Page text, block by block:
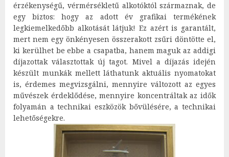
érzékenységű, vérmérsékletű alkotóktól származnak, de
egy biztos: hogy az adott év grafikai termékének
legkiemelkedőbb alkotását látjuk! Ez azért is garantált,
mert nem egy önkényesen összerakott zsűri döntötte el,
ki kerülhet be ebbe a csapatba, hanem maguk az addigi
díjazottak választottak új tagot. Mivel a díjazás idején
készült munkák mellett láthatunk aktuális nyomatokat
is, érdemes megvizsgálni, mennyire változott az egyes
művészek érdeklődése, mennyire koncentráltak az idők
folyamán a technikai eszközök bővülésére, a technikai
lehetőségekre.